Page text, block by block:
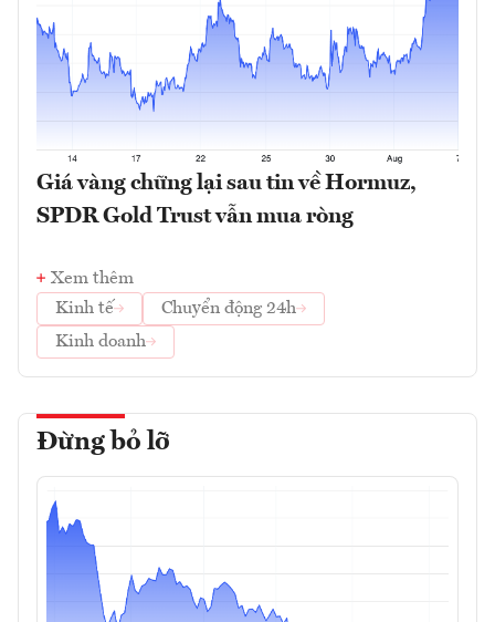
Giá vàng chững lại sau tin về Hormuz,
SPDR Gold Trust vẫn mua ròng
Xem thêm
Kinh tế
Chuyển động 24h
Kinh doanh
Đừng bỏ lỡ